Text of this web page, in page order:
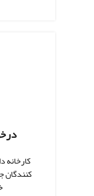
کارخانه
کنندگان